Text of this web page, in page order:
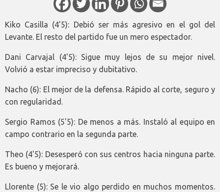
Kiko Casilla (4'5): Debió ser más agresivo en el gol del
Levante. El resto del partido fue un mero espectador.
Dani Carvajal (4'5): Sigue muy lejos de su mejor nivel.
Volvió a estar impreciso y dubitativo.
Nacho (6): El mejor de la defensa. Rápido al corte, seguro y
con regularidad.
Sergio Ramos (5'5): De menos a más. Instaló al equipo en
campo contrario en la segunda parte.
Theo (4'5): Desesperó con sus centros hacia ninguna parte.
Es bueno y mejorará.
Llorente (5): Se le vio algo perdido en muchos momentos.